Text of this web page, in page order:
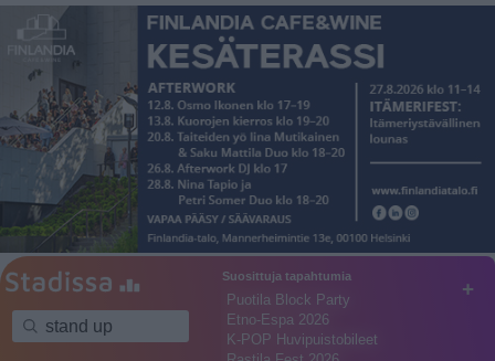
+
Suosittuja tapahtumia
Puotila Block Party
Etno-Espa 2026
K-POP Huvipuistobileet